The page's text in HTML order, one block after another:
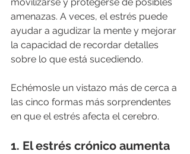
amenazas. A veces, el estrés puede
ayudar a agudizar la mente y mejorar
la capacidad de recordar detalles
sobre lo que está sucediendo.
Echémosle un vistazo más de cerca a
las cinco formas más sorprendentes
en que el estrés afecta el cerebro.
1. El estrés crónico aumenta